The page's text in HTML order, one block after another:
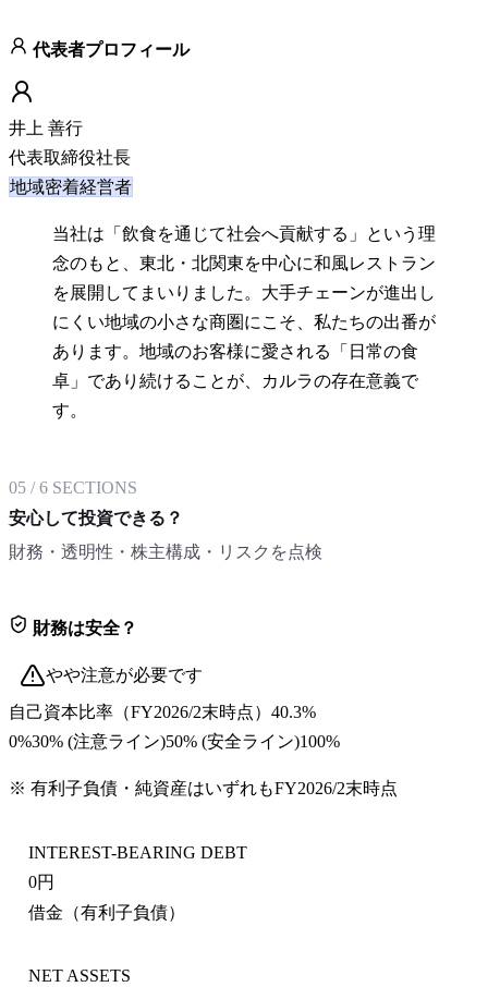
代表者プロフィール
井上 善行
代表取締役社長
地域密着経営者
当社は「飲食を通じて社会へ貢献する」という理
念のもと、東北・北関東を中心に和風レストラン
を展開してまいりました。大手チェーンが進出し
にくい地域の小さな商圏にこそ、私たちの出番が
あります。地域のお客様に愛される「日常の食
卓」であり続けることが、カルラの存在意義で
す。
05 /6 SECTIONS
安心して投資できる？
財務・透明性・株主構成・リスクを点検
財務は安全？
やや注意が必要です
自己資本比率 （FY2026/2末時点） 40.3%
0%30% (注意ライン)50% (安全ライン)100%
※ 有利子負債・純資産はいずれもFY2026/2末時点
INTEREST-BEARING DEBT
0円
借金（有利子負債）
NET ASSETS